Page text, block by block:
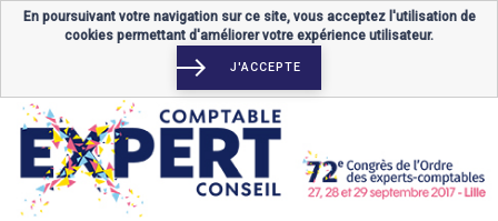
En poursuivant votre navigation sur ce site, vous acceptez l'utilisation de
cookies permettant d'améliorer votre expérience utilisateur.
J'ACCEPTE